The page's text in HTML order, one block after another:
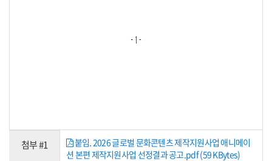
첨부 #1
붙임. 2026 글로벌 문화콘텐츠 제작지원사업 애니메이
션 본편 제작지원사업 선정결과 공고.pdf (59 KBytes)